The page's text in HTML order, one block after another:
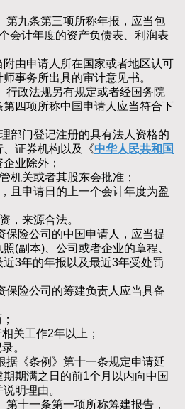
条第三项所称年报，应当包
会计年度的资产负债表、利润表
申请人所在国家或者地区认可
事务所出具的审计意见书。
法规另有规定或者经国务院
四项所称中国申请人应当符合下
门登记注册的具有法人资格的
证券机构以及《中华人民共和国
业除外；
关或者其股东会批准；
申请日的上一个会计年度为盈
来源合法。
公司的中国申请人，应当提
(副本)、公司或者企业的章程、
3年的年报以及最近3年受处罚
公司的筹建负责人应当具备
工作2年以上；
。
条例》第十一条规定申请延
期满之日的前1个月以内向中国
明理由。
一条第一项所称筹建报告，